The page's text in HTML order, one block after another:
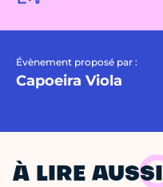
Évènement proposé par :
Capoeira Viola
À LIRE AUSSI